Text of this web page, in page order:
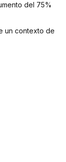
del 75%
un contexto de